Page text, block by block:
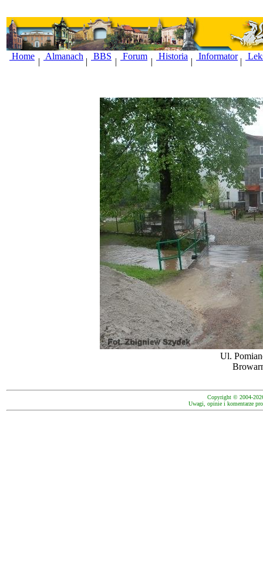
Home
|
Almanach
|
BBS
|
Forum
|
Historia
|
Informator
|
Ul.
Copyright © 2004-
Uwagi, opinie i komentarze